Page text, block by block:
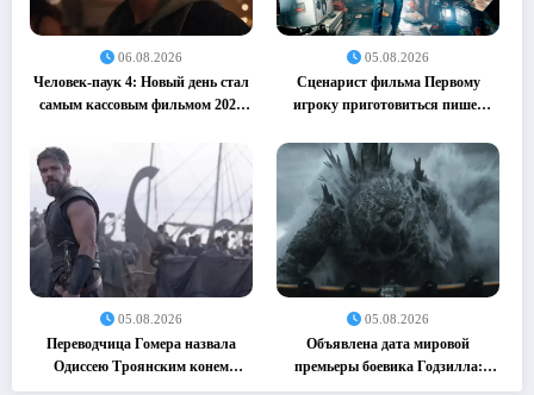
06.08.2026
Человек-паук 4: Новый день стал
самым кассовым фильмом 2026
05.08.2026
Сценарист фильма Первому
игроку приготовиться пишет
05.08.2026
Переводчица Гомера назвала
Одиссею Троянским конем
(05.08.2026)
05.08.2026
Объявлена дата мировой
премьеры боевика Годзилла:
Минус ноль (05.08.2026)